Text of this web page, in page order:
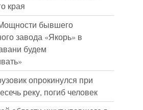
края
бывшего
завода «Якорь» в
будем
опрокинулся при
реку, погиб человек